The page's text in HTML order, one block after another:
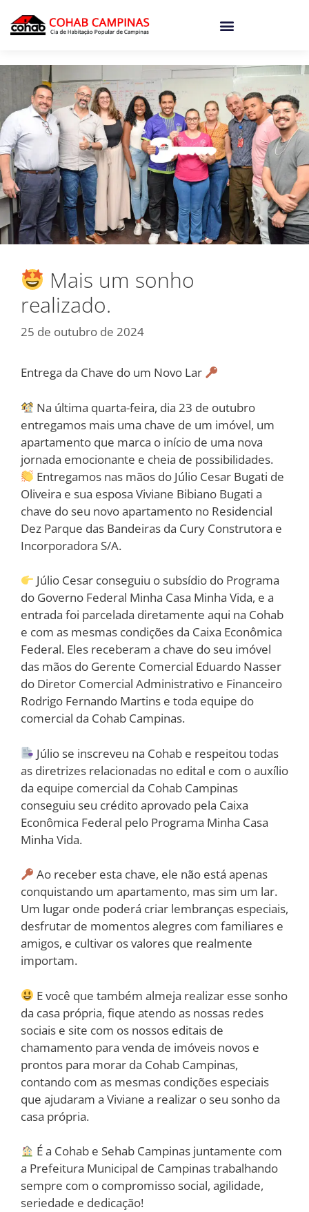
conteúdo
Mais um sonho
realizado.
25 de outubro de 2024
Entrega da Chave do um Novo Lar
Na última quarta-feira, dia 23 de outubro
entregamos mais uma chave de um imóvel, um
apartamento que marca o início de uma nova
jornada emocionante e cheia de possibilidades.
Entregamos nas mãos do Júlio Cesar Bugati de
Oliveira e sua esposa Viviane Bibiano Bugati a
chave do seu novo apartamento no Residencial
Dez Parque das Bandeiras da Cury Construtora e
Incorporadora S/A.
Júlio Cesar conseguiu o subsídio do Programa
do Governo Federal Minha Casa Minha Vida, e a
entrada foi parcelada diretamente aqui na Cohab
e com as mesmas condições da Caixa Econômica
Federal. Eles receberam a chave do seu imóvel
das mãos do Gerente Comercial Eduardo Nasser
do Diretor Comercial Administrativo e Financeiro
Rodrigo Fernando Martins e toda equipe do
comercial da Cohab Campinas.
Júlio se inscreveu na Cohab e respeitou todas
as diretrizes relacionadas no edital e com o auxílio
da equipe comercial da Cohab Campinas
conseguiu seu crédito aprovado pela Caixa
Econômica Federal pelo Programa Minha Casa
Minha Vida.
Ao receber esta chave, ele não está apenas
conquistando um apartamento, mas sim um lar.
Um lugar onde poderá criar lembranças especiais,
desfrutar de momentos alegres com familiares e
amigos, e cultivar os valores que realmente
importam.
E você que também almeja realizar esse sonho
da casa própria, fique atendo as nossas redes
sociais e site com os nossos editais de
chamamento para venda de imóveis novos e
prontos para morar da Cohab Campinas,
contando com as mesmas condições especiais
que ajudaram a Viviane a realizar o seu sonho da
casa própria.
É a Cohab e Sehab Campinas juntamente com
a Prefeitura Municipal de Campinas trabalhando
sempre com o compromisso social, agilidade,
seriedade e dedicação!